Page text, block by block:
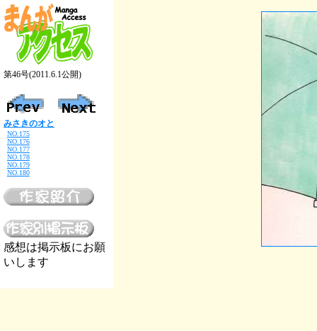
第46号(2011.6.1公開)
みさきのオと
NO.175
NO.176
NO.177
NO.178
NO.179
NO.180
感想は掲示板にお願
いします